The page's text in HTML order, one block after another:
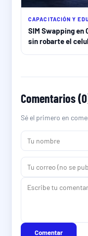
CAPACITACIÓN Y
SIM Swapping en
sin robarte el
Comentarios
Sé el primero en
Comentar